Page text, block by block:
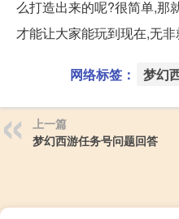
么打造出来的呢?很简单,那
才能让大家能玩到现在,无非
网络标签： 梦幻
上一篇
梦幻西游任务号问题回答